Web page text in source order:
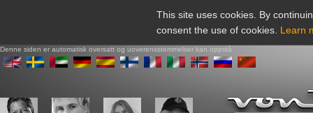
This site uses cookies. By
consent the use of cookies. Learn
Denne siden er automatisk oversatt og uoverensstemmelser kan oppstå